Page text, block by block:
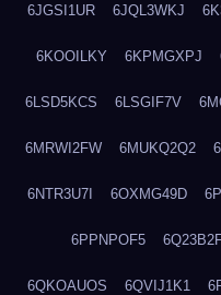
6JGSI1UR 6JQL3WKJ
6KOOILKY 6KPMGXPJ
6LSD5KCS 6LSGIF7V
6MRWI2FW 6MUKQ2Q2
6NTR3U7I 6OXMG49D
6PPNPOF5
6QKOAUOS 6QVIJ1K1